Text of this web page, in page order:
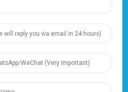
。保留所有權
利。
- Resource